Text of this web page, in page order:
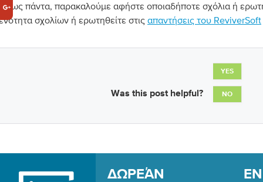
πάντα, παρακαλούμε αφήστε οποιαδήποτε σχόλια ή
σχολίων ή ερωτηθείτε στις απαντήσεις του ReviverSoft
Was this post helpful?
YES
NO
ΔΩΡΕΆΝ